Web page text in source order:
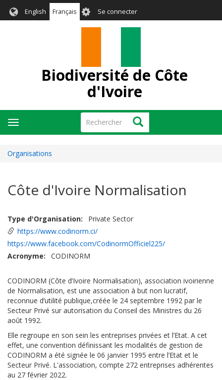
English Français User
account
Se connecter
Biodiversité de Côte
d'Ivoire
Rechercher Rechercher
Toggle
navigation
Organisations
Côte d'Ivoire Normalisation
Type d'Organisation
Private Sector
https://www.codinorm.ci/
https://www.facebook.com/CodinormOfficiel225/
Acronyme
CODINORM
CODINORM (Côte d’Ivoire Normalisation), association ivoirienne
de Normalisation, est une association à but non lucratif,
reconnue d’utilité publique,créée le 24 septembre 1992 par le
Secteur Privé sur autorisation du Conseil des Ministres du 26
août 1992.
Elle regroupe en son sein les entreprises privées et l’Etat. A cet
effet, une convention définissant les modalités de gestion de
CODINORM a été signée le 06 janvier 1995 entre l’Etat et le
Secteur Privé. L'association, compte 272 entreprises adhérentes
au 27 février 2022.